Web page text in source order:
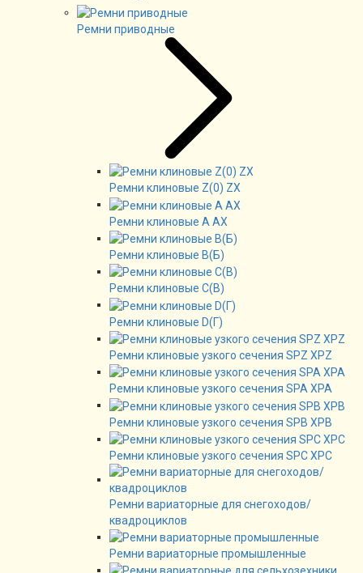
Ремни приводные
Ремни клиновые Z(0) ZX
Ремни клиновые А AX
Ремни клиновые В(Б)
Ремни клиновые C(B)
Ремни клиновые D(Г)
Ремни клиновые узкого сечения SPZ XPZ
Ремни клиновые узкого сечения SPA XPA
Ремни клиновые узкого сечения SPB XPB
Ремни клиновые узкого сечения SPC XPC
Ремни вариаторные для снегоходов/
квадроциклов
Ремни вариаторные промышленные